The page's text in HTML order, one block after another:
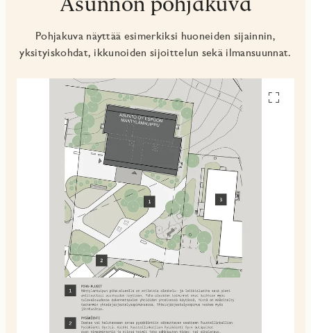
Pohjakuva näyttää esimerkiksi huoneiden sijainnin,
yksityiskohdat, ikkunoiden sijoittelun sekä ilmansuunnat.
Avaa